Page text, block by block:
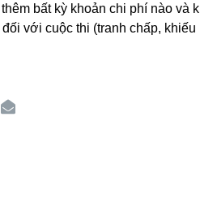
bất kỳ khoản chi phí nào
với cuộc thi (tranh chấp, khiếu